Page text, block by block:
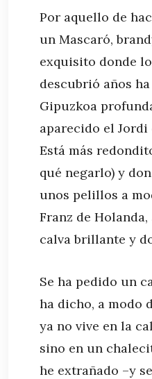
Por aquello de
un Mascaró,
exquisito donde
descubrió años
Gipuzkoa
aparecido el Jordi
Está más
qué negarlo) y
unos pelillos a
Franz de
calva brillante y
Se ha pedido un
ha dicho, a modo
ya no vive en la
sino en un
he extrañado –y